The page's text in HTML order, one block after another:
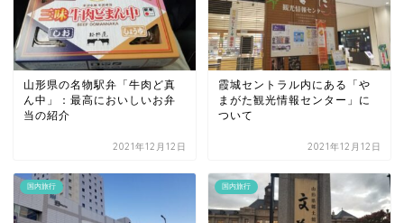
山形県の名物駅弁「牛肉ど真
ん中」：最高においしいお弁
当の紹介
2021年12月12日
霞城セントラル内にある「や
まがた観光情報センター」に
ついて
2021年12月12日
国内旅行 国内旅行